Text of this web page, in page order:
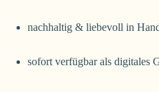
nachhaltig & liebevoll in
sofort verfügbar als digitales